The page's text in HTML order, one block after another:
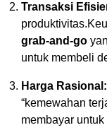
Transaksi
grab-and-go
untuk membeli
Harga Rasional:
“kemewahan
membayar